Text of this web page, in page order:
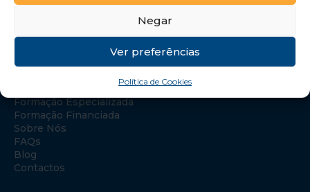
Negar
Ver preferências
Política de Cookies
NAVEGAÇÃO
Formação Especializada
Formação Financiada
Sobre Nós
FAQs
Blog
Contactos